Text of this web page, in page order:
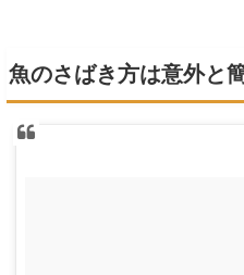
魚のさばき方は意外と